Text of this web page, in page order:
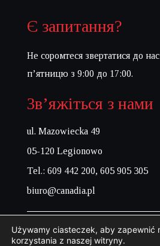
Є запитання?
Не соромтеся звертатися до
п’ятницю з 9:00 до 17:00.
Зв’яжіться з нами
ul. Mazowiecka 49
05-120 Legionowo
Tel.: 609 442 200, 605 905 305
biuro@canadia.pl
Усі права захищено© 2023
Używamy ciasteczek, aby zapewnić
korzystania z naszej witryny.